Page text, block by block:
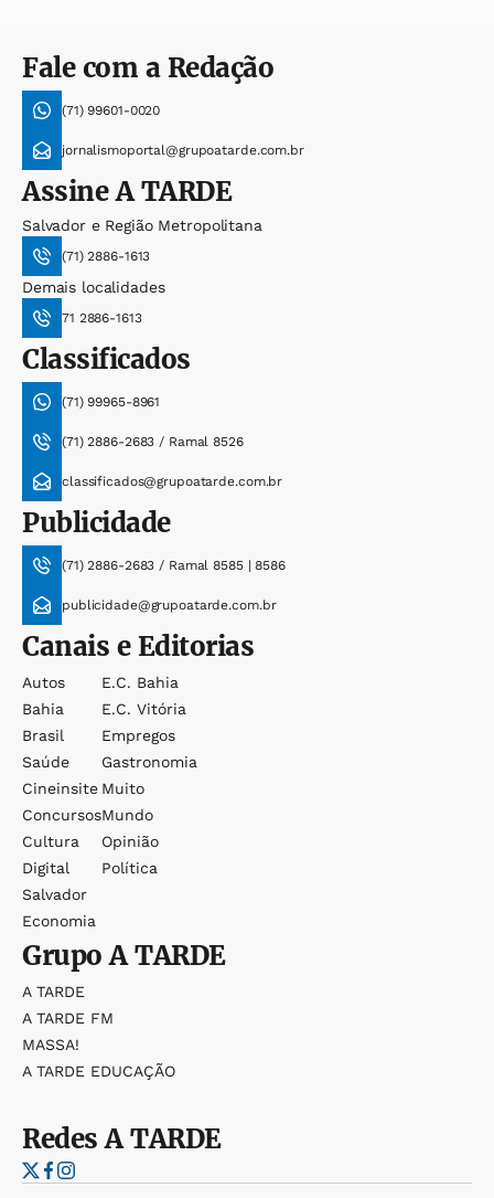
Fale com a Redação
(71) 99601-0020
jornalismoportal@grupoatarde.com.br
AssineA TARDE
Salvador e Região Metropolitana
(71) 2886-1613
Demais localidades
71 2886-1613
Classificados
(71) 99965-8961
(71) 2886-2683 / Ramal 8526
classificados@grupoatarde.com.br
Publicidade
(71) 2886-2683 / Ramal 8585 | 8586
publicidade@grupoatarde.com.br
Canais e Editorias
Autos
Bahia
Brasil
Saúde
Cineinsite
Concursos
Cultura
Digital
Salvador
Economia
E.c. Bahia
E.c. Vitória
Empregos
Gastronomia
Muito
Mundo
Opinião
Política
GrupoA TARDE
A TARDE
A TARDE FM
MASSA!
A TARDE EDUCAÇÃO
RedesA TARDE